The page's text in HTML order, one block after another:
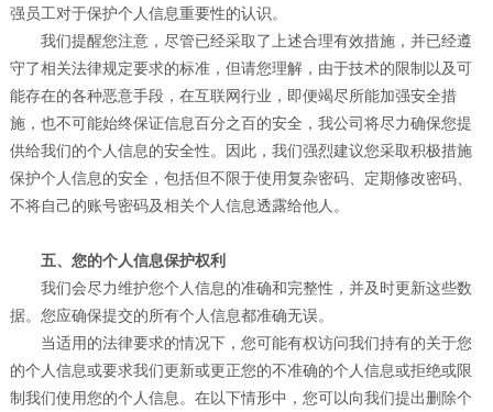
强员工对于保护个人信息重要性的认识。
我们提醒您注意，尽管已经采取了上述合理有效措施，并已经遵
守了相关法律规定要求的标准，但请您理解，由于技术的限制以及可
能存在的各种恶意手段，在互联网行业，即便竭尽所能加强安全措
施，也不可能始终保证信息百分之百的安全，我公司将尽力确保您提
供给我们的个人信息的安全性。因此，我们强烈建议您采取积极措施
保护个人信息的安全，包括但不限于使用复杂密码、定期修改密码、
不将自己的账号密码及相关个人信息透露给他人。
五、您的个人信息保护权利
我们会尽力维护您个人信息的准确和完整性，并及时更新这些数
据。您应确保提交的所有个人信息都准确无误。
当适用的法律要求的情况下，您可能有权访问我们持有的关于您
的个人信息或要求我们更新或更正您的不准确的个人信息或拒绝或限
制我们使用您的个人信息。在以下情形中，您可以向我们提出删除个